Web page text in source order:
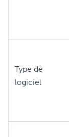
Type de
logiciel